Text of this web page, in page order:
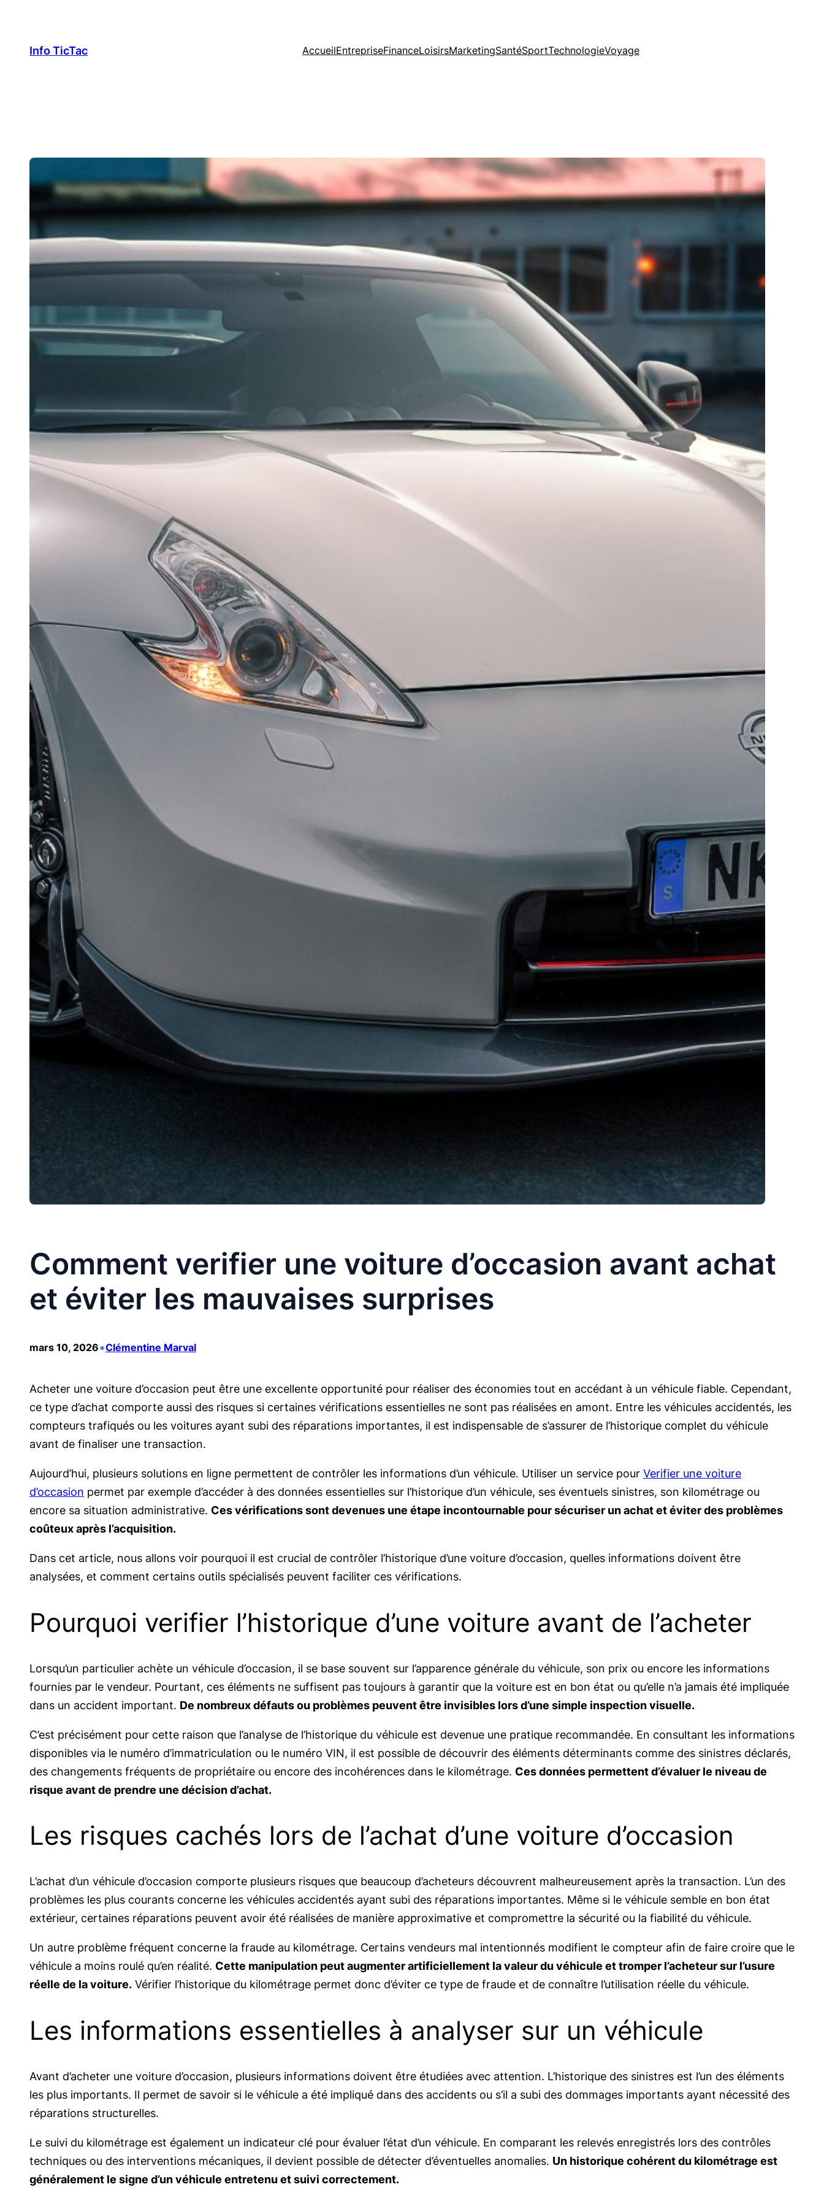
contenuInfo TicTac AccueilEntrepriseFinanceLoisirsMarketingSantéSportTechnologieVoyage
Comment verifier une voiture d’occasion avant achat
et éviter les mauvaises surprises
mars 10, 2026•Clémentine Marval
Acheter une voiture d’occasion peut être une excellente opportunité pour réaliser des économies tout en accédant à un véhicule fiable. Cependant,
ce type d’achat comporte aussi des risques si certaines vérifications essentielles ne sont pas réalisées en amont. Entre les véhicules accidentés, les
compteurs trafiqués ou les voitures ayant subi des réparations importantes, il est indispensable de s’assurer de l’historique complet du véhicule
avant de finaliser une transaction.
Aujourd’hui, plusieurs solutions en ligne permettent de contrôler les informations d’un véhicule. Utiliser un service pour Verifier une voiture
d’occasion permet par exemple d’accéder à des données essentielles sur l’historique d’un véhicule, ses éventuels sinistres, son kilométrage ou
encore sa situation administrative. Ces vérifications sont devenues une étape incontournable pour sécuriser un achat et éviter des problèmes
coûteux après l’acquisition.
Dans cet article, nous allons voir pourquoi il est crucial de contrôler l’historique d’une voiture d’occasion, quelles informations doivent être
analysées, et comment certains outils spécialisés peuvent faciliter ces vérifications.
Pourquoi verifier l’historique d’une voiture avant de l’acheter
Lorsqu’un particulier achète un véhicule d’occasion, il se base souvent sur l’apparence générale du véhicule, son prix ou encore les informations
fournies par le vendeur. Pourtant, ces éléments ne suffisent pas toujours à garantir que la voiture est en bon état ou qu’elle n’a jamais été impliquée
dans un accident important. De nombreux défauts ou problèmes peuvent être invisibles lors d’une simple inspection visuelle.
C’est précisément pour cette raison que l’analyse de l’historique du véhicule est devenue une pratique recommandée. En consultant les informations
disponibles via le numéro d’immatriculation ou le numéro VIN, il est possible de découvrir des éléments déterminants comme des sinistres déclarés,
des changements fréquents de propriétaire ou encore des incohérences dans le kilométrage. Ces données permettent d’évaluer le niveau de
risque avant de prendre une décision d’achat.
Les risques cachés lors de l’achat d’une voiture d’occasion
L’achat d’un véhicule d’occasion comporte plusieurs risques que beaucoup d’acheteurs découvrent malheureusement après la transaction. L’un des
problèmes les plus courants concerne les véhicules accidentés ayant subi des réparations importantes. Même si le véhicule semble en bon état
extérieur, certaines réparations peuvent avoir été réalisées de manière approximative et compromettre la sécurité ou la fiabilité du véhicule.
Un autre problème fréquent concerne la fraude au kilométrage. Certains vendeurs mal intentionnés modifient le compteur afin de faire croire que le
véhicule a moins roulé qu’en réalité. Cette manipulation peut augmenter artificiellement la valeur du véhicule et tromper l’acheteur sur l’usure
réelle de la voiture. Vérifier l’historique du kilométrage permet donc d’éviter ce type de fraude et de connaître l’utilisation réelle du véhicule.
Les informations essentielles à analyser sur un véhicule
Avant d’acheter une voiture d’occasion, plusieurs informations doivent être étudiées avec attention. L’historique des sinistres est l’un des éléments
les plus importants. Il permet de savoir si le véhicule a été impliqué dans des accidents ou s’il a subi des dommages importants ayant nécessité des
réparations structurelles.
Le suivi du kilométrage est également un indicateur clé pour évaluer l’état d’un véhicule. En comparant les relevés enregistrés lors des contrôles
techniques ou des interventions mécaniques, il devient possible de détecter d’éventuelles anomalies. Un historique cohérent du kilométrage est
généralement le signe d’un véhicule entretenu et suivi correctement.